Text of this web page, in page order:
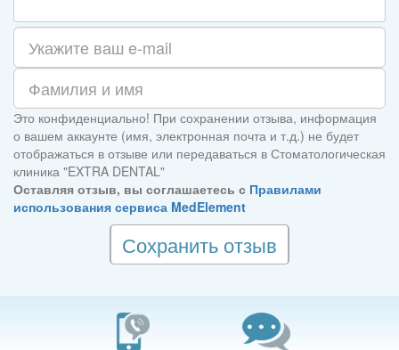
Это конфиденциально! При сохранении отзыва, информация
о вашем аккаунте (имя, электронная почта и т.д.) не будет
отображаться в отзыве или передаваться в Стоматологическая
клиника "EXTRA DENTAL"
Оставляя отзыв, вы соглашаетесь с Правилами
использования сервиса MedElement
Сохранить отзыв